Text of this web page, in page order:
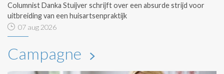
Columnist Danka Stuijver schrijft over een absurde strijd voor
uitbreiding van een huisartsenpraktijk
07 aug 2026
Campagne